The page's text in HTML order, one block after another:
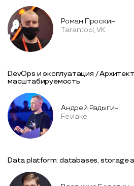
Роман Проскин
Tarantool, VK
DevOps и эксплуатация /
масштабируемость
Андрей Радыгин
Fevlake
Data platform: databases, storage